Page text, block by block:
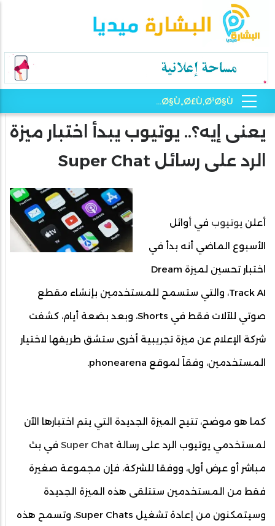
يعنى إيه؟.. يوتيوب يبدأ اختبار ميزة
الرد على رسائل Super Chat
أعلن يوتيوب في أوائل
الأسبوع الماضي أنه بدأ في
اختبار تحسين لميزة Dream
Track AI، والتي ستسمح للمستخدمين بإنشاء مقطع
صوتي للآلات فقط في Shorts، وبعد بضعة أيام، كشفت
شركة الإعلام عن ميزة تجريبية أخرى ستشق طريقها لاختيار
المستخدمين، وفقاً لموقع phonearena.
كما هو موضح، تتيح الميزة الجديدة التي يتم اختبارها الآن
لمستخدمي يوتيوب الرد على رسالة Super Chat في بث
مباشر أو عرض أول، ووفقا للشركة، فإن مجموعة صغيرة
فقط من المستخدمين ستتلقى هذه الميزة الجديدة
وسيتمكنون من إعادة تشغيل Super Chats، وتسمح هذه